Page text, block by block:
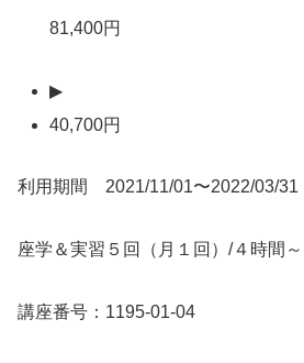
81,400円
▶
40,700円
利用期間 2021/11/01〜2022/03/31
座学＆実習５回（月１回）/４時間～
講座番号：1195-01-04